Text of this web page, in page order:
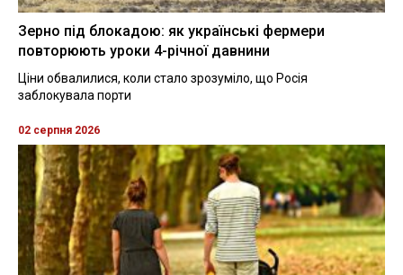
Зерно під блокадою: як українські фермери
повторюють уроки 4-річної давнини
Ціни обвалилися, коли стало зрозуміло, що Росія
заблокувала порти
02 серпня 2026